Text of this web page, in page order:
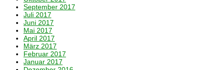
September 2017
Juli 2017
Juni 2017
Mai 2017
April 2017
März 2017
Februar 2017
Januar 2017